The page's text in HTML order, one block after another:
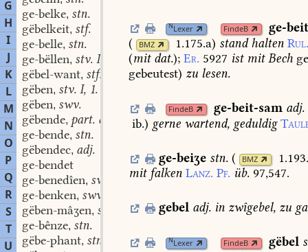
G
H
I
J
K
L
M
N
O
P
Q
R
S
T
U
ge-belke, stn.
gëbelkeit, stf.
ge-belle, stn.
ge-bëllen, stv. I, 3.
gëbel-want, stf.
gëben, stv. I, 1.
gëben, swv.
gëbende, part. adj.
ge-bende, stn.
gëbendec, adj.
ge-bendet
ge-benedîen, swv.
ge-benken, swv.
gëben-mâʒen, swv.
ge-bênze, stn.
gëbe-phant, stn.
NLexer FindeB
ge-
(
BMZ 1.175.a) standhalten
(mitdat.); Er. 5927 istmitBech
gebeutest) zu lesen.
FindeB ge-beit-sam adj.
ib.) gerne wartend, geduldig
ge-beiʒe stn. ( BMZ
mitfalken Lanz. Pf. üb. 97,547.
gebel adj. inzwîgebel, zu
NLexer FindeB gëbel